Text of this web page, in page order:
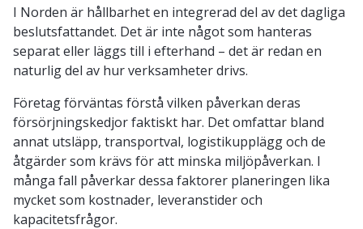
I Norden är hållbarhet en integrerad del av det dagliga
beslutsfattandet. Det är inte något som hanteras
separat eller läggs till i efterhand – det är redan en
naturlig del av hur verksamheter drivs.
Företag förväntas förstå vilken påverkan deras
försörjningskedjor faktiskt har. Det omfattar bland
annat utsläpp, transportval, logistikupplägg och de
åtgärder som krävs för att minska miljöpåverkan. I
många fall påverkar dessa faktorer planeringen lika
mycket som kostnader, leveranstider och
kapacitetsfrågor.